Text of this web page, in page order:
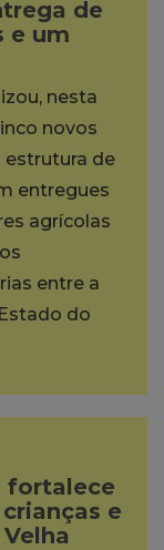
de
e um
nesta
novos
estrutura de
entregues
agrícolas
entre a
do
fortalece
e